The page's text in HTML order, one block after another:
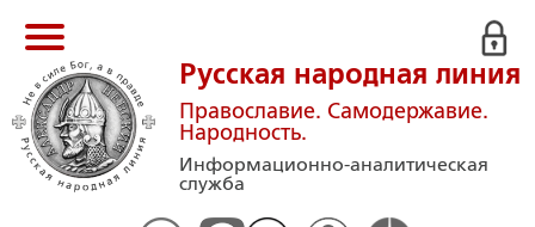
Русская народная линия
Православие. Самодержавие.
Народность.
Информационно-аналитическая
служба